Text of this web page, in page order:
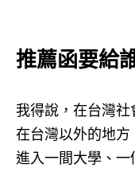
推薦函要給
我得說，在台灣
在台灣以外的地
進入一間大學、一